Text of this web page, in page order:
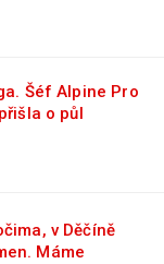
Šéf Alpine Pro
o půl
v Děčíně
Máme